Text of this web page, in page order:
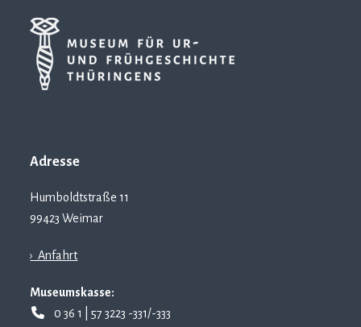
Adresse
Humboldtstraße 11
99423 Weimar
› Anfahrt
Museumskasse:
0 36 1 | 57 3223 -331/-333